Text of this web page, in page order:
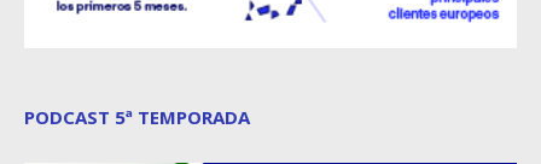
PODCAST 5ª TEMPORADA